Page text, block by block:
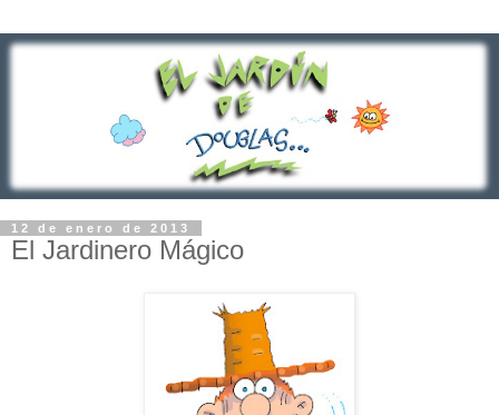
12 de enero de 2013
El Jardinero Mágico